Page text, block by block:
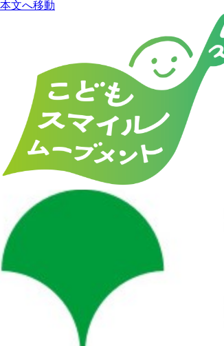
本文へ移動